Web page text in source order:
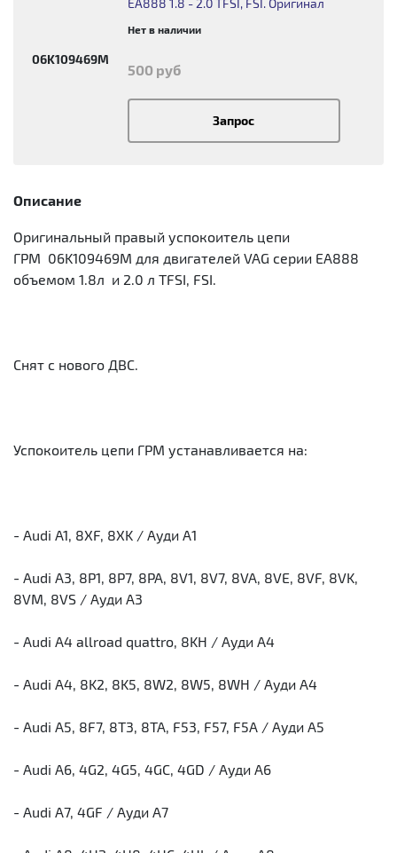
06K109469M
Нет в наличии
500 руб
Запрос
Описание
Оригинальный правый успокоитель цепи
ГРМ 06K109469M для двигателей VAG серии EA888
объемом 1.8л и 2.0 л TFSI, FSI.
Снят с нового ДВС.
Успокоитель цепи ГРМ устанавливается на:
- Audi A1, 8XF, 8XK / Ауди А1
- Audi A3, 8P1, 8P7, 8PA, 8V1, 8V7, 8VA, 8VE, 8VF, 8VK,
8VM, 8VS / Ауди А3
- Audi A4 allroad quattro, 8KH / Ауди А4
- Audi A4, 8K2, 8K5, 8W2, 8W5, 8WH / Ауди А4
- Audi A5, 8F7, 8T3, 8TA, F53, F57, F5A / Ауди А5
- Audi A6, 4G2, 4G5, 4GC, 4GD / Ауди А6
- Audi A7, 4GF / Ауди А7